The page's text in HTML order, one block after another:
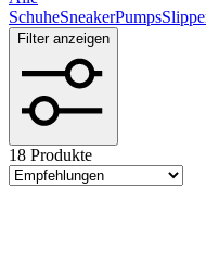
SchuheSneakerPumps
Filter anzeigen
18 Produkte